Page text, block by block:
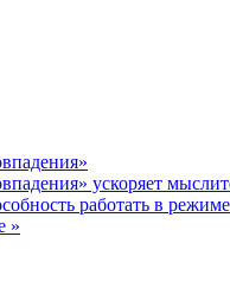
ускоряет
работать в
»